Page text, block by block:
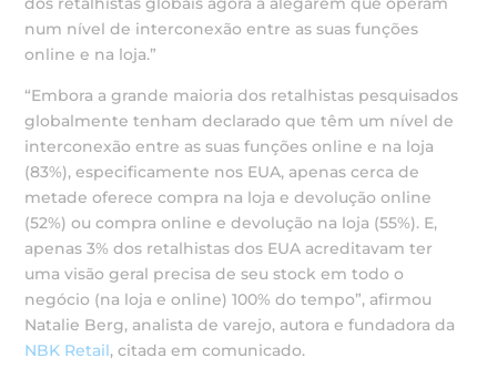
num nível de interconexão entre as suas funções
online e na loja.”
“Embora a grande maioria dos retalhistas pesquisados ​​
globalmente tenham declarado que têm um nível de
interconexão entre as suas funções online e na loja
(83%), especificamente nos EUA, apenas cerca de
metade oferece compra na loja e devolução online
(52%) ou compra online e devolução na loja (55%). E,
apenas 3% dos retalhistas dos EUA acreditavam ter
uma visão geral precisa de seu stock em todo o
negócio (na loja e online) 100% do tempo”, afirmou
Natalie Berg, analista de varejo, autora e fundadora da
NBK Retail, citada em comunicado.